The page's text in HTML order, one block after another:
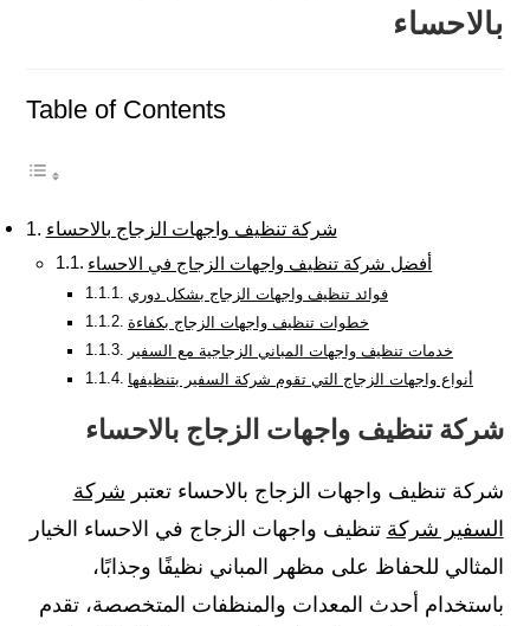
بالاحساء
Table of Contents
شركة تنظيف واجهات الزجاج بالاحساء
أفضل شركة تنظيف واجهات الزجاج في الاحساء
فوائد تنظيف واجهات الزجاج بشكل دوري
خطوات تنظيف واجهات الزجاج بكفاءة
خدمات تنظيف واجهات المباني الزجاجية مع السفير
أنواع واجهات الزجاج التي تقوم شركة السفير بتنظيفها
شركة تنظيف واجهات الزجاج بالاحساء
شركة تنظيف واجهات الزجاج بالاحساء تعتبر شركة
السفير شركة تنظيف واجهات الزجاج في الاحساء الخيار
المثالي للحفاظ على مظهر المباني نظيفًا وجذابًا،
باستخدام أحدث المعدات والمنظفات المتخصصة، تقدم